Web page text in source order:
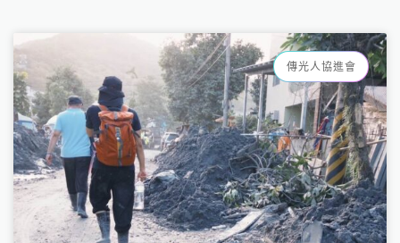
傳光人協進會